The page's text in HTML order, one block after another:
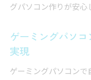
グパソコン作りが安心
ゲーミングパソ
実現
ゲーミングパソコン